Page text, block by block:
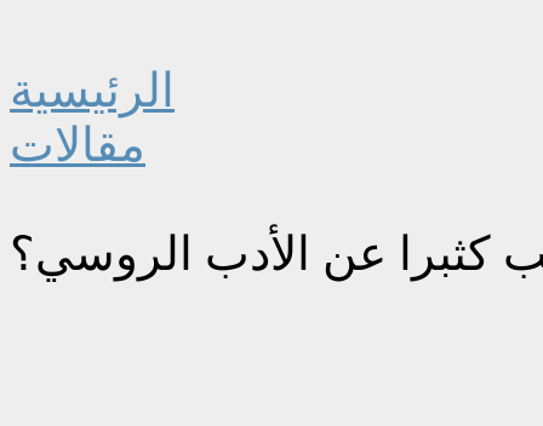
الرئيسية
مقالات
كثبرا عن الأدب الروسي؟